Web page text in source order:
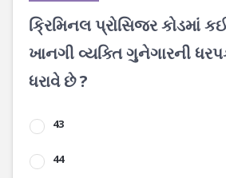
ક્રિમિનલ પ્રોસિજર કોડમાં
ખાનગી વ્યક્તિ ગુનેગારની
ધરાવે છે ?
43
44